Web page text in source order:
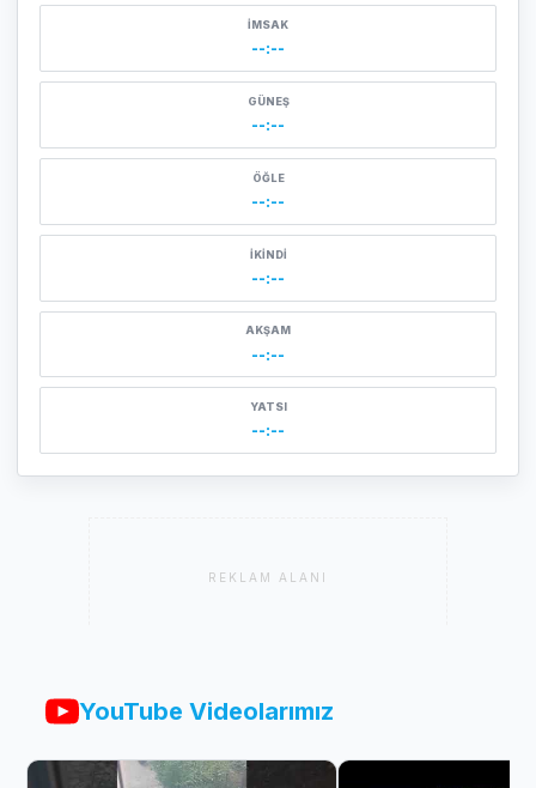
İMSAK
--:--
GÜNEŞ
--:--
ÖĞLE
--:--
İKINDI
--:--
AKŞAM
--:--
YATSI
--:--
REKLAM ALANI
YouTube Videolarımız